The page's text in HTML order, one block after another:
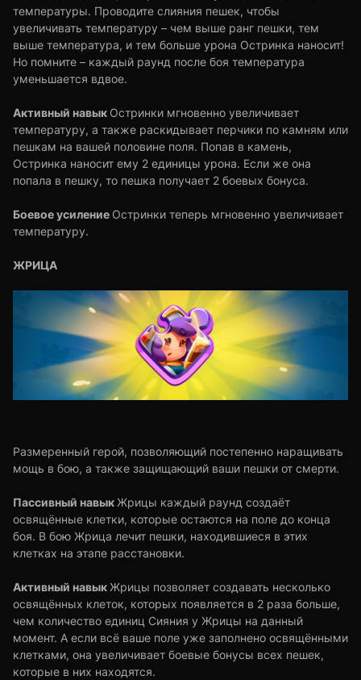
температуры. Проводите слияния пешек, чтобы
увеличивать температуру – чем выше ранг пешки, тем
выше температура, и тем больше урона Остринка наносит!
Но помните – каждый раунд после боя температура
уменьшается вдвое.
Активный навык Остринки мгновенно увеличивает
температуру, а также раскидывает перчики по камням или
пешкам на вашей половине поля. Попав в камень,
Остринка наносит ему 2 единицы урона. Если же она
попала в пешку, то пешка получает 2 боевых бонуса.
Боевое усиление Остринки теперь мгновенно увеличивает
температуру.
ЖРИЦА
Размеренный герой, позволяющий постепенно наращивать
мощь в бою, а также защищающий ваши пешки от смерти.
Пассивный навыкЖрицы каждый раунд создаёт
освящённые клетки, которые остаются на поле до конца
боя. В бою Жрица лечит пешки, находившиеся в этих
клетках на этапе расстановки.
Активный навыкЖрицы позволяет создавать несколько
освящённых клеток, которых появляется в 2 раза больше,
чем количество единиц Сияния у Жрицы на данный
момент. А если всё ваше поле уже заполнено освящёнными
клетками, она увеличивает боевые бонусы всех пешек,
которые в них находятся.